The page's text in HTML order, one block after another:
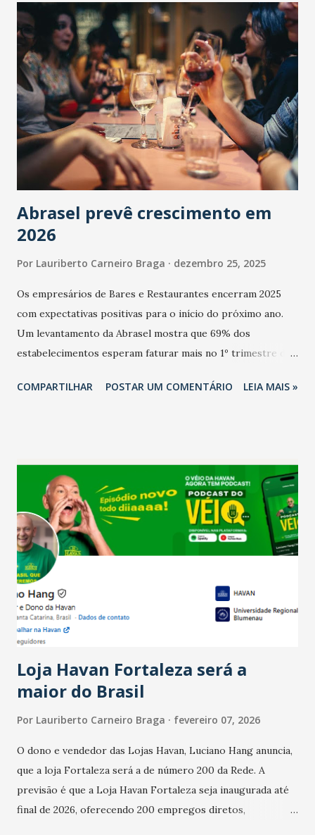
Abrasel prevê crescimento em
2026
Por Lauriberto Carneiro Braga dezembro 25, 2025
Os empresários de Bares e Restaurantes encerram 2025
com expectativas positivas para o início do próximo ano.
Um levantamento da Abrasel mostra que 69% dos
estabelecimentos esperam faturar mais no 1º trimestre de
relação ao último trimestre deste ano, 56% também
confraternizações de fim de ano e pelo pagamento do 13º
Salário para um número maior de trabalhadores, já que o
país tem a menor taxa de desemprego dos anos recentes.
Ainda segundo a Pesquisa, em novembro de 2025, 40% dos
bares e restaurantes operaram com lucro e outros 40%
registraram equilíbrio financeiro. Já o percentual de
estabelecimentos no prejuízo ficou em 19%, pouco abaixo
do observado no mês anterior. Outros 1% não existiam em
novembro. Em relação a outubro, o faturamento também
cresceu. De acordo com a pesquisa, 44% dos n...
COMPARTILHAR POSTAR UM COMENTÁRIO LEIA MAIS »
Loja Havan Fortaleza será a
maior do Brasil
Por Lauriberto Carneiro Braga fevereiro 07, 2026
O dono e vendedor das Lojas Havan, Luciano Hang anuncia,
que a loja Fortaleza será a de número 200 da Rede. A
previsão é que a Loja Havan Fortaleza seja inaugurada até
final de 2026, oferecendo 200 empregos diretos,